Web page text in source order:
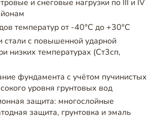
и снеговые нагрузки по III и IV
температур от -40°C до +30°C
стали с повышенной ударной
низких температурах (Ст3сп,
фундамента с учётом пучинистых
уровня грунтовых вод
защита: многослойные
защита, грунтовка и эмаль